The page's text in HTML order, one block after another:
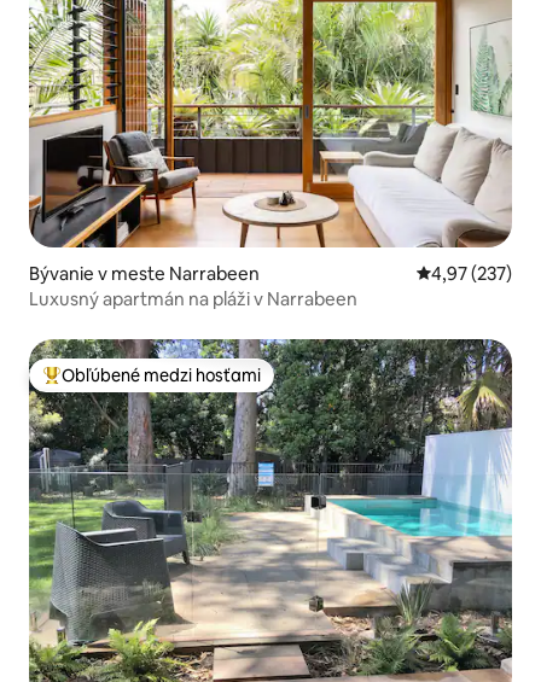
Bývanie v meste Narrabeen Priemerné
4,97 (237)
Luxusný apartmán na pláži v Narrabeen
Najobľúbenejšie medzi hosťami
Obľúbené medzi hosťami